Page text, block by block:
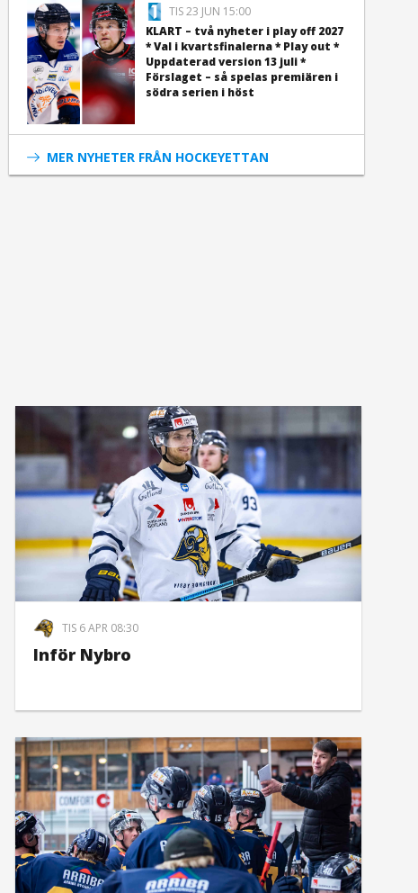
TIS 23 JUN 15:00
KLART – två nyheter i play off 2027
* Val i kvartsfinalerna * Play out *
Uppdaterad version 13 juli *
Förslaget – så spelas premiären i
södra serien i höst
MER NYHETER FRÅN HOCKEYETTAN
TIS 6 APR 08:30
Inför Nybro